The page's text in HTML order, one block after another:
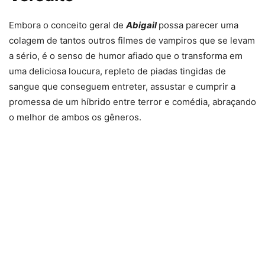
Embora o conceito geral de Abigailpossa parecer uma
colagem de tantos outros filmes de vampiros que se levam
a sério, é o senso de humor afiado que o transforma em
uma deliciosa loucura, repleto de piadas tingidas de
sangue que conseguem entreter, assustar e cumprir a
promessa de um híbrido entre terror e comédia, abraçando
o melhor de ambos os gêneros.